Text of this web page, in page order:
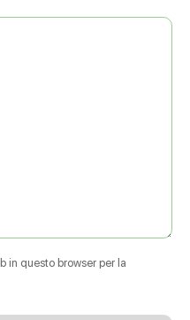
in questo browser per la